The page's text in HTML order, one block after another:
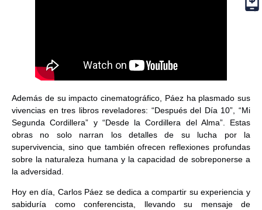
Además de su impacto cinematográfico, Páez ha plasmado sus
vivencias en tres libros reveladores: “Después del Día 10”, “Mi
Segunda Cordillera” y “Desde la Cordillera del Alma”. Estas
obras no solo narran los detalles de su lucha por la
supervivencia, sino que también ofrecen reflexiones profundas
sobre la naturaleza humana y la capacidad de sobreponerse a
la adversidad.
Hoy en día, Carlos Páez se dedica a compartir su experiencia y
sabiduría como conferencista, llevando su mensaje de